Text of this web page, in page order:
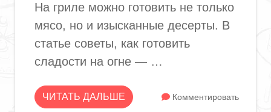
На гриле можно готовить не только
мясо, но и изысканные десерты. В
статье советы, как готовить
сладости на огне — …
ЧИТАТЬ ДАЛЬШЕ Комментировать